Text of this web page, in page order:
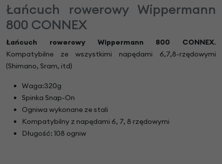
Łańcuch rowerowy Wippermann
800 CONNEX
Łańcuch rowerowy Wippermann 800 CONNEX.
Kompatybilne ze wszystkimi napędami 6,7,8-rzędowymi
(Shimano, Sram, itd)
Waga:320g
Spinka Snap-On
Ogniwa wykonane ze stali
Kompatybilny z napędami 6, 7, 8 rzędowymi
Długość: 108 ogniw